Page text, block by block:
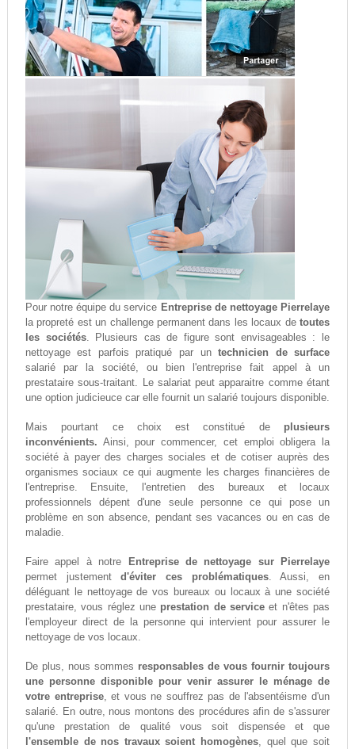
Pour notre équipe du service Entreprise de nettoyage Pierrelaye
la propreté est un challenge permanent dans les locaux detoutes
les sociétés. Plusieurs cas de figure sont envisageables : le
nettoyage est parfois pratiqué par untechnicien de surface
salarié par la société, ou bien l'entreprise fait appel à un
prestataire sous-traitant. Le salariat peut apparaitre comme étant
une option judicieuce car elle fournit un salarié toujours disponible.
Mais pourtant ce choix est constitué de plusieurs
inconvénients. Ainsi, pour commencer, cet emploi obligera la
société à payer des charges sociales et de cotiser auprès des
organismes sociaux ce qui augmente les charges financières de
l'entreprise. Ensuite, l'entretien des bureaux et locaux
professionnels dépent d'une seule personne ce qui pose un
problème en son absence, pendant ses vacances ou en cas de
maladie.
Faire appel à notre
Entreprise de nettoyage sur Pierrelaye
permet justementd'éviter ces problématiques. Aussi, en
déléguant le nettoyage de vos bureaux ou locaux à une société
prestataire, vous réglez une prestation de service et n'êtes pas
l'employeur direct de la personne qui intervient pour assurer le
nettoyage de vos locaux.
De plus, nous sommes responsables de vous fournir toujours
une personne disponible pour venir assurer le ménage de
votre entreprise, et vous ne souffrez pas de l'absentéisme d'un
salarié. En outre, nous montons des procédures afin de s'assurer
qu'une prestation de qualité vous soit dispensée et que
l'ensemble de nos travaux soient homogènes, quel que soit